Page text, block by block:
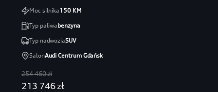
Moc silnika150KM
Typ paliwabenzyna
Typ nadwoziaSUV
SalonAudi Centrum Gdańsk
254 460 zł
213 746 zł